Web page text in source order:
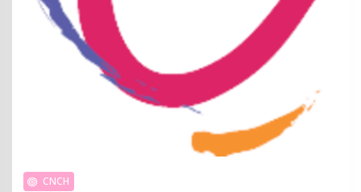
CNCH